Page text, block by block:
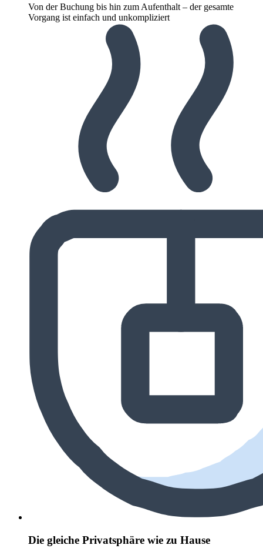
Von der Buchung bis hin zum Aufenthalt – der gesamte
Vorgang ist einfach und unkompliziert
Die gleiche Privatsphäre wie zu Hause